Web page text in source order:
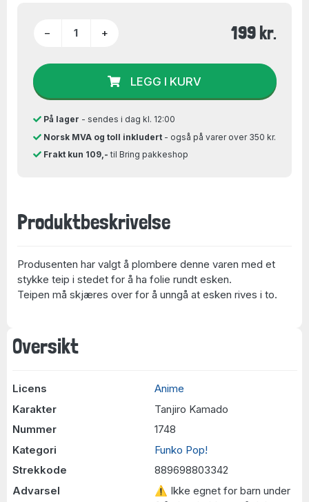
Oversikt
Licens
Anime
Karakter
Tanjiro Kamado
Nummer
1748
Kategori
Funko Pop!
Strekkode
889698803342
Advarsel
⚠ Ikke egnet for barn under
− + 199 kr.
LEGG I KURV
På lager - sendes i dag kl. 12:00
Norsk MVA og toll inkludert- også på varer over 350 kr.
Frakt kun 109,- til Bring pakkeshop
Produktbeskrivelse
Produsenten har valgt å plombere denne varen med et
stykke teip i stedet for å ha folie rundt esken.
Teipen må skjæres over for å unngå at esken rives i to.